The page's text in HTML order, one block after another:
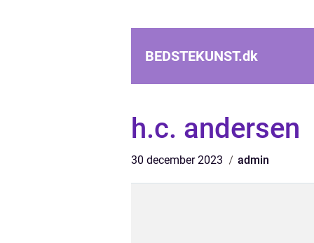
BEDSTEKUNST.dk
h.c. andersen
30 december 2023 admin